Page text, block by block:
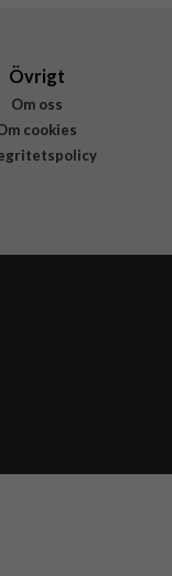
Övrigt
Om oss
cookies